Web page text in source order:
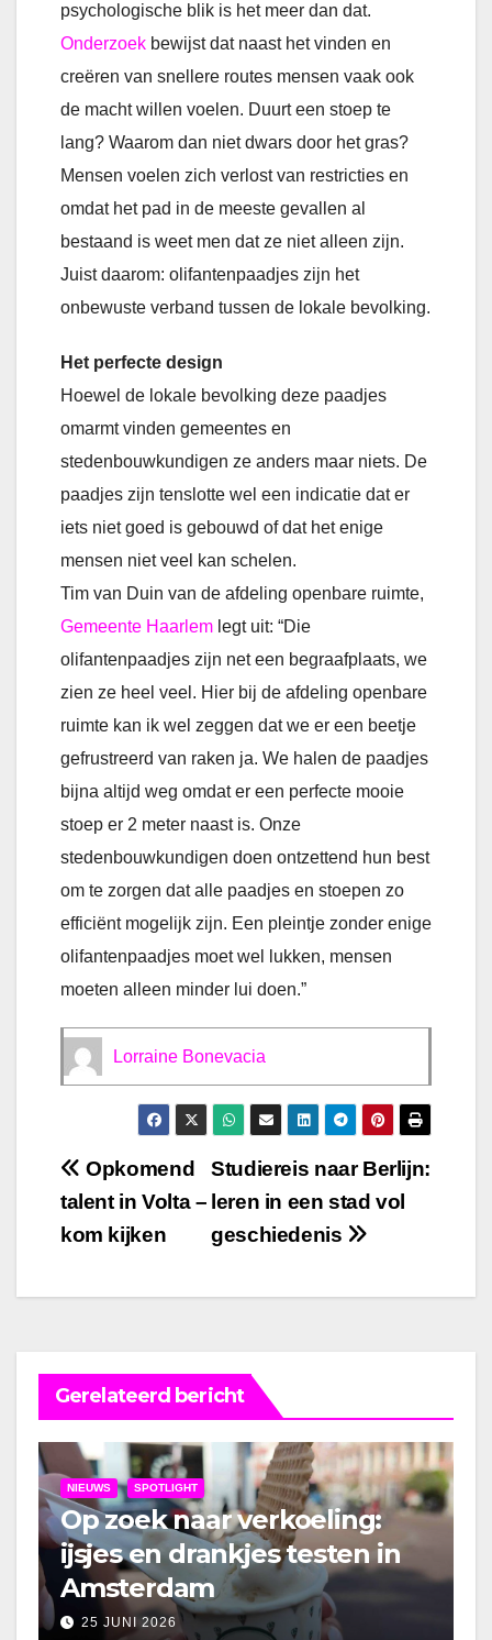
psychologische blik is het meer dan dat.
Onderzoek bewijst dat naast het vinden en
creëren van snellere routes mensen vaak ook
de macht willen voelen. Duurt een stoep te
lang? Waarom dan niet dwars door het gras?
Mensen voelen zich verlost van restricties en
omdat het pad in de meeste gevallen al
bestaand is weet men dat ze niet alleen zijn.
Juist daarom: olifantenpaadjes zijn het
onbewuste verband tussen de lokale bevolking.
Het perfecte design
Hoewel de lokale bevolking deze paadjes
omarmt vinden gemeentes en
stedenbouwkundigen ze anders maar niets. De
paadjes zijn tenslotte wel een indicatie dat er
iets niet goed is gebouwd of dat het enige
mensen niet veel kan schelen.
Tim van Duin van de afdeling openbare ruimte,
Gemeente Haarlem legt uit: “Die
olifantenpaadjes zijn net een begraafplaats, we
zien ze heel veel. Hier bij de afdeling openbare
ruimte kan ik wel zeggen dat we er een beetje
gefrustreerd van raken ja. We halen de paadjes
bijna altijd weg omdat er een perfecte mooie
stoep er 2 meter naast is. Onze
stedenbouwkundigen doen ontzettend hun best
om te zorgen dat alle paadjes en stoepen zo
efficiënt mogelijk zijn. Een pleintje zonder enige
olifantenpaadjes moet wel lukken, mensen
moeten alleen minder lui doen.”
Lorraine Bonevacia
Bericht
navigatie
Studiereis naar Berlijn:
leren in een stad vol
geschiedenis
Opkomend
talent in Volta –
kom kijken
Gerelateerd bericht
NIEUWS SPOTLIGHT
Op zoek naar verkoeling:
ijsjes en drankjes testen in
Amsterdam
25 JUNI 2026